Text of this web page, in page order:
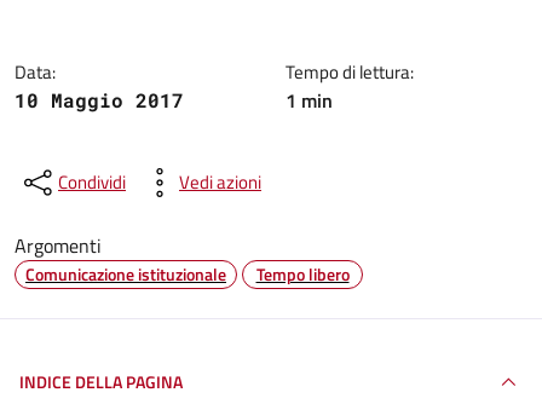
Data:
10 Maggio 2017
Tempo di lettura:
1 min
Condividi Vedi azioni
Argomenti
Comunicazione istituzionale Tempo libero
INDICE DELLA PAGINA